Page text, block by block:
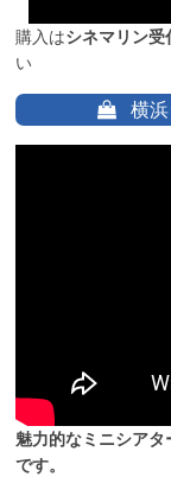
購入はシネマリン受
い
横
魅力的なミニシア
です。